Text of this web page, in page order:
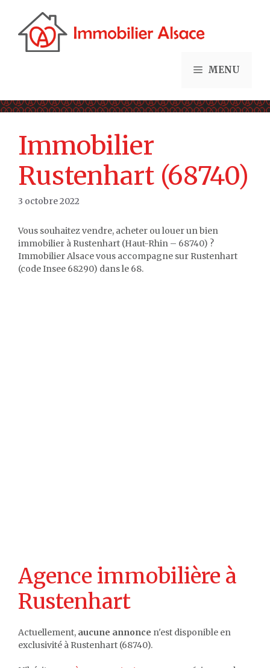
contenu
MENU
Immobilier
Rustenhart (68740)
3 octobre 2022
Vous souhaitez vendre, acheter ou louer un bien
immobilier à Rustenhart (Haut-Rhin – 68740) ?
Immobilier Alsace vous accompagne sur Rustenhart
(code Insee 68290) dans le 68.
Agence immobilière à
Rustenhart
Actuellement, aucune annonce n'est disponible en
exclusivité à Rustenhart (68740).